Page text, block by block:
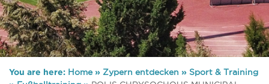
You are here: Home» Zypern entdecken » Sport & Training